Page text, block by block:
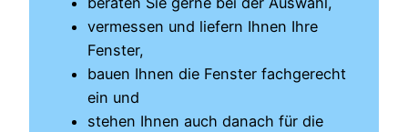
vermessen und liefern Ihnen Ihre
Fenster,
bauen Ihnen die Fenster fachgerecht
ein und
stehen Ihnen auch danach für die